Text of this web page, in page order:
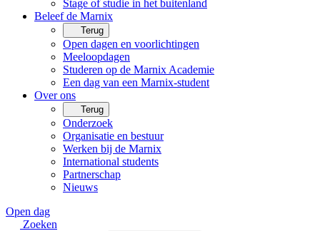
Stage of studie in het buitenland
Beleef de Marnix
Terug
Open dagen en voorlichtingen
Meeloopdagen
Studeren op de Marnix Academie
Een dag van een Marnix-student
Over ons
Terug
Onderzoek
Organisatie en bestuur
Werken bij de Marnix
International students
Partnerschap
Nieuws
Open dag
Zoeken